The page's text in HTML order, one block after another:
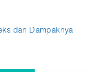
dan Dampaknya